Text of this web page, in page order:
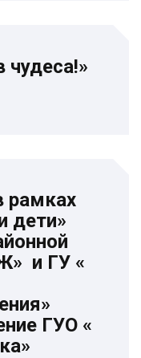
рамках
дети»
и ГУ «
ГУО «